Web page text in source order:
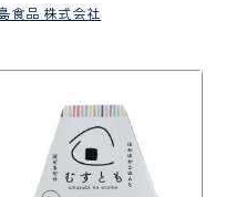
食品 株式会社